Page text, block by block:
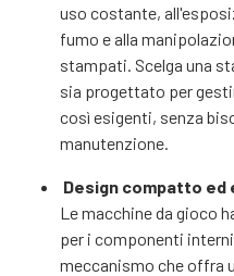
uso costante,
fumo e alla
stampati. Scelga una
sia progettato per
così esigenti, senza
manutenzione.
Design compatto
Le macchine da gioco
per i componenti
meccanismo che offra